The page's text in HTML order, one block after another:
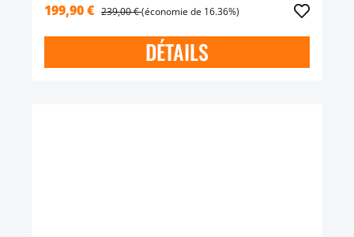
199,90 € 239,00 €(économie de 16.36%)
DÉTAILS